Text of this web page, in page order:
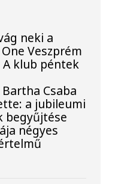
neki a
Veszprém
klub péntek
Csaba
a jubileumi
begyűjtése
négyes